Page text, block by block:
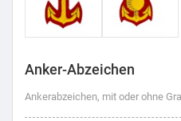
Anker-Abzeichen
Ankerabzeichen, mit oder ohne